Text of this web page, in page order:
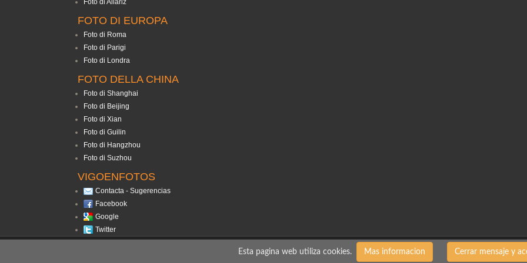
Foto di Allariz
FOTO DI EUROPA
Foto di Roma
Foto di Parigi
Foto di Londra
FOTO DELLA CHINA
Foto di Shanghai
Foto di Beijing
Foto di Xian
Foto di Guilin
Foto di Hangzhou
Foto di Suzhou
VIGOENFOTOS
Contacta - Sugerencias
Facebook
Google
Twitter
Tutti i diritti riservati. Vietata la riproduzione totale o parziale dei contenuti senza il permesso del
Più di 700 immagini di Parigi - Foto di Javier Albertos Benayas. Parisenfotos -
Esta pagina web utiliza cookies. Mas informacion Cerrar mensaje y